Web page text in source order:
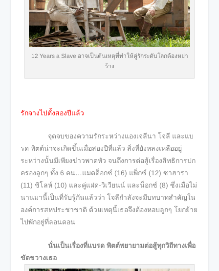
12 Years a Slave อาจเป็นต้นเหตุที่ทำให้คู่รักระดับโลกต้องหย่า
ร้าง
รักจางไปตั้งสองปีแล้ว
จุดจบของความรักระหว่างแองเจลีนา โจลี และแบ
รด พิตต์น่าจะเกิดขึ้นเมื่อสองปีที่แล้ว สิ่งที่ยังหลงเหลืออยู่
ระหว่างนั้นมีเพียงข่าวพาดหัว จนถึงการต่อสู้เรื่องสิทธิการปก
ครองลูกๆ ทั้ง 6 คน…แมดด็อกซ์ (16) แพ็กซ์ (12) ซาฮารา
(11) ชิโลห์ (10) และคู่แฝด-วิเวียนน์ และน็อกซ์ (8) ซึ่งเมื่อไม่
นานมานี้เป็นที่รับรู้กันแล้วว่า โจลีกำลังจะมีบทบาทสำคัญใน
องค์การสหประชาชาติ ด้วยเหตุนี้เธอจึงต้องหอบลูกๆ โยกย้าย
ไปพักอยู่ที่ลอนดอน
นั่นเป็นเรื่องที่แบรด พิตต์พยายามต่อสู้ทุกวิถีทางเพื่อ
ขัดขวางเธอ